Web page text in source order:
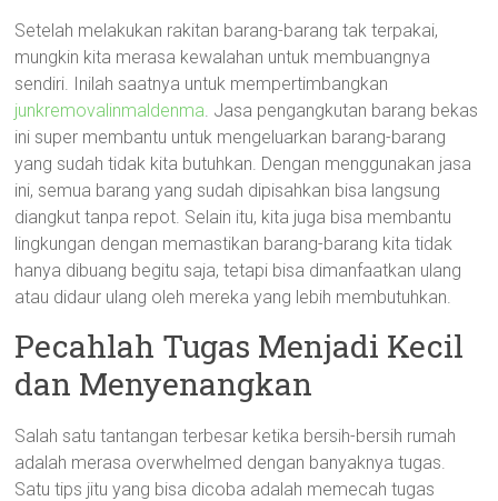
Setelah melakukan rakitan barang-barang tak terpakai,
mungkin kita merasa kewalahan untuk membuangnya
sendiri. Inilah saatnya untuk mempertimbangkan
junkremovalinmaldenma. Jasa pengangkutan barang bekas
ini super membantu untuk mengeluarkan barang-barang
yang sudah tidak kita butuhkan. Dengan menggunakan jasa
ini, semua barang yang sudah dipisahkan bisa langsung
diangkut tanpa repot. Selain itu, kita juga bisa membantu
lingkungan dengan memastikan barang-barang kita tidak
hanya dibuang begitu saja, tetapi bisa dimanfaatkan ulang
atau didaur ulang oleh mereka yang lebih membutuhkan.
Pecahlah Tugas Menjadi Kecil
dan Menyenangkan
Salah satu tantangan terbesar ketika bersih-bersih rumah
adalah merasa overwhelmed dengan banyaknya tugas.
Satu tips jitu yang bisa dicoba adalah memecah tugas